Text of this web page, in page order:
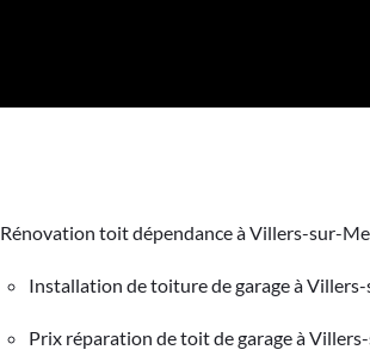
Rénovation toit dépendance à Villers-sur-
Installation de toiture de garage à
Prix réparation de toit de garage à